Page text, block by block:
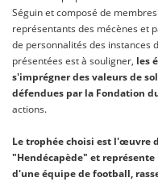
Séguin et composé de
représentants des mécènes et
de personnalités des instances
présentées est à souligner, les
s'imprégner des valeurs de
défendues par la Fondation
actions.
Le trophée choisi est l'œuvre
"Hendécapède" et
d'une équipe de football,